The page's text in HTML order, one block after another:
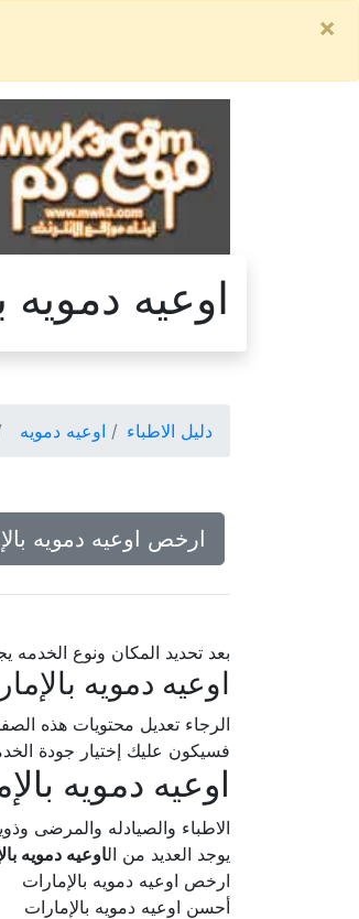
×
اوعيه دمويه
دليل الاطباء اوعيه دمويه
ارخص اوعيه دمويه
بعد تحديد المكان ونوع
اوعيه دمويه
الرجاء تعديل محتويات هذه
فسيكون عليك إختيار جودة
اوعيه دمويه
الاطباء والصيادله والمرضى
يوجد العديد من الاوعيه دمويه
ارخص اوعيه دمويه بالإمارات
أحسن اوعيه دمويه بالإمارات